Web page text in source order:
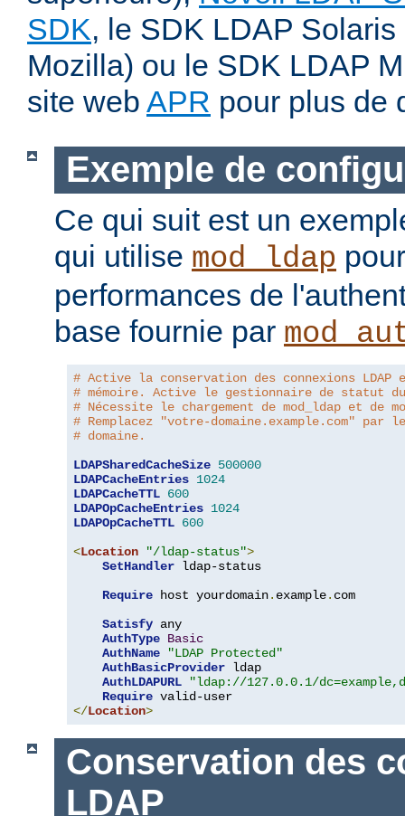
SDK, le SDK LDAP
Mozilla) ou le SDK LDAP
site web APR pour plus de
Exemple de
Ce qui suit est un
qui utilise mod_ldap
performances de
base fournie par
# Active la conservation des connexions LDAP
# mémoire. Active le gestionnaire de statut du
# Nécessite le chargement de mod_ldap et de
# Remplacez "votre-domaine.example.com" par
# domaine.
LDAPSharedCacheSize 500000
LDAPCacheEntries 1024
LDAPCacheTTL 600
LDAPOpCacheEntries 1024
LDAPOpCacheTTL 600
<Location "/ldap-status">
SetHandler ldap-status
Require host yourdomain. example. com
Satisfy any
AuthType Basic
AuthName
"LDAP Protected"
AuthBasicProvider ldap
AuthLDAPURL
"ldap://127.0.0.1/
Require
</Location>
Conservation des
LDAP